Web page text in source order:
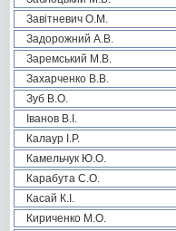
Завітневич О.М.
Задорожний А.В.
Заремський М.В.
Захарченко В.В.
Зуб В.О.
Іванов В.І.
Калаур І.Р.
Камельчук Ю.О.
Карабута С.О.
Касай К.І.
Кириченко М.О.